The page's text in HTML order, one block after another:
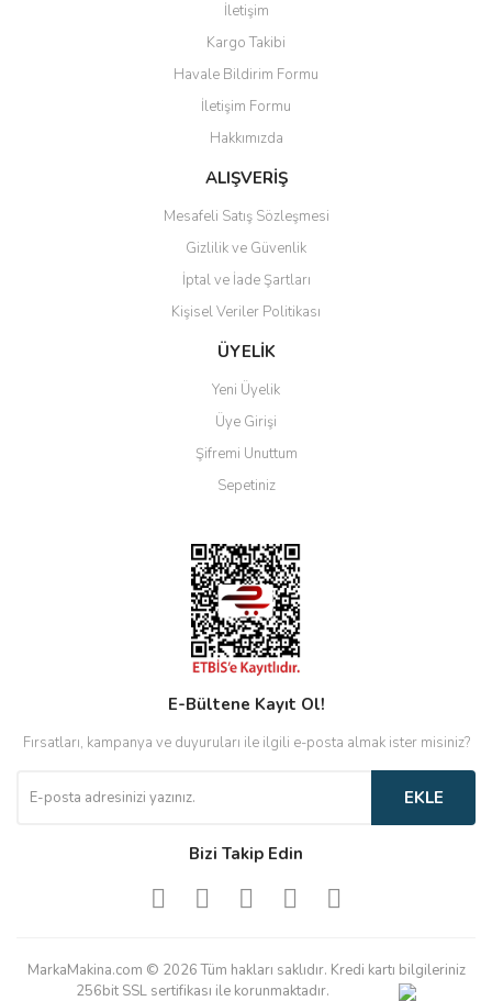
Ürün resmi kalitesiz, bozuk veya görüntülenemiyor.
Ürün açıklamasında eksik bilgiler bulunuyor.
Ürün bilgilerinde hatalar bulunuyor.
Gönder
İletişim
Kargo Takibi
Havale Bildirim Formu
İletişim Formu
Hakkımızda
ALIŞVERİŞ
Mesafeli Satış Sözleşmesi
Gizlilik ve Güvenlik
İptal ve İade Şartları
Kişisel Veriler Politikası
ÜYELİK
Yeni Üyelik
Üye Girişi
Şifremi Unuttum
Sepetiniz
E-Bültene Kayıt Ol!
Fırsatları, kampanya ve duyuruları ile ilgili e-posta almak ister misiniz?
EKLE
Bizi Takip Edin
MarkaMakina.com © 2026 Tüm hakları saklıdır. Kredi kartı bilgileriniz
256bit SSL sertifikası ile korunmaktadır.